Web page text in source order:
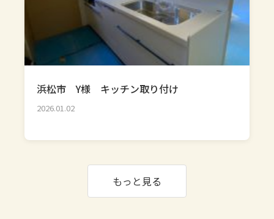
浜松市 Y様 キッチン取り付け
2026.01.02
もっと見る